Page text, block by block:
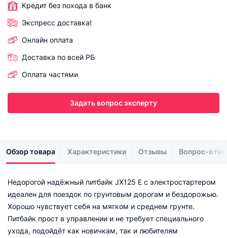
Кредит без похода в банк
Экспресс доставка!
Онлайн оплата
Доставка по всей РБ
Оплата частями
Задать вопрос эксперту
Обзор товара Характеристики Отзывы Вопрос-
Недорогой надёжный питбайк JX125 E с электростартером
идеален для поездок по грунтовым дорогам и бездорожью.
Хорошо чувствует себя на мягком и среднем грунте.
Питбайк прост в управлении и не требует специального
ухода, подойдёт как новичкам, так и любителям